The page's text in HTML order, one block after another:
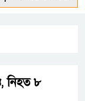
নিহত ৮